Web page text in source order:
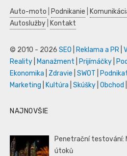
Auto-moto Podnikanie
Autoslužby
Kontakt
© 2010 - 2026 SEO Reklama a PR
Reality
Manažment Prijímáčky
Ekonomika
Zdravie SWOT
Marketing
Kultúra Skúšky Obchod
NAJNOVŠIE
Penetrační testování:
útoků